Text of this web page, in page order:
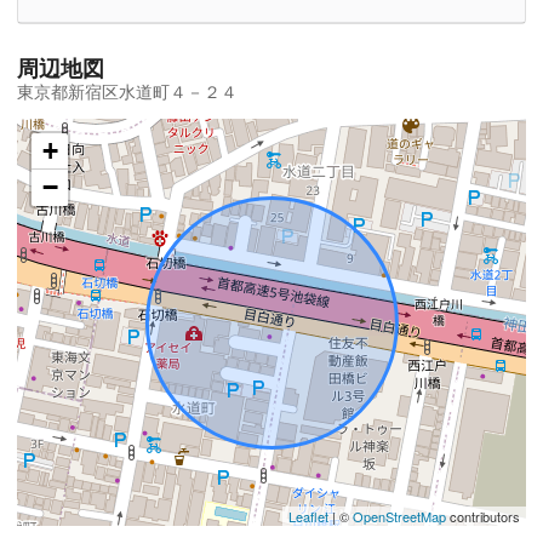
周辺地図
東京都新宿区水道町４－２４
+
−
Leaflet| ©OpenStreetMapcontributors